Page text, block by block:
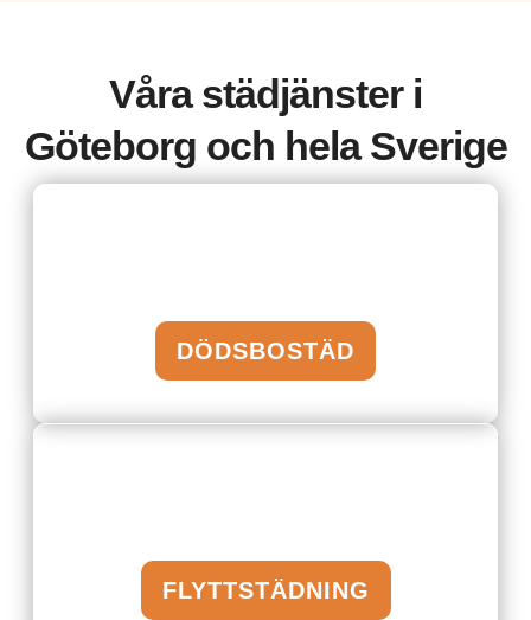
Våra städjänster i
Göteborg och hela Sverige
DÖDSBOSTÄD
FLYTTSTÄDNING